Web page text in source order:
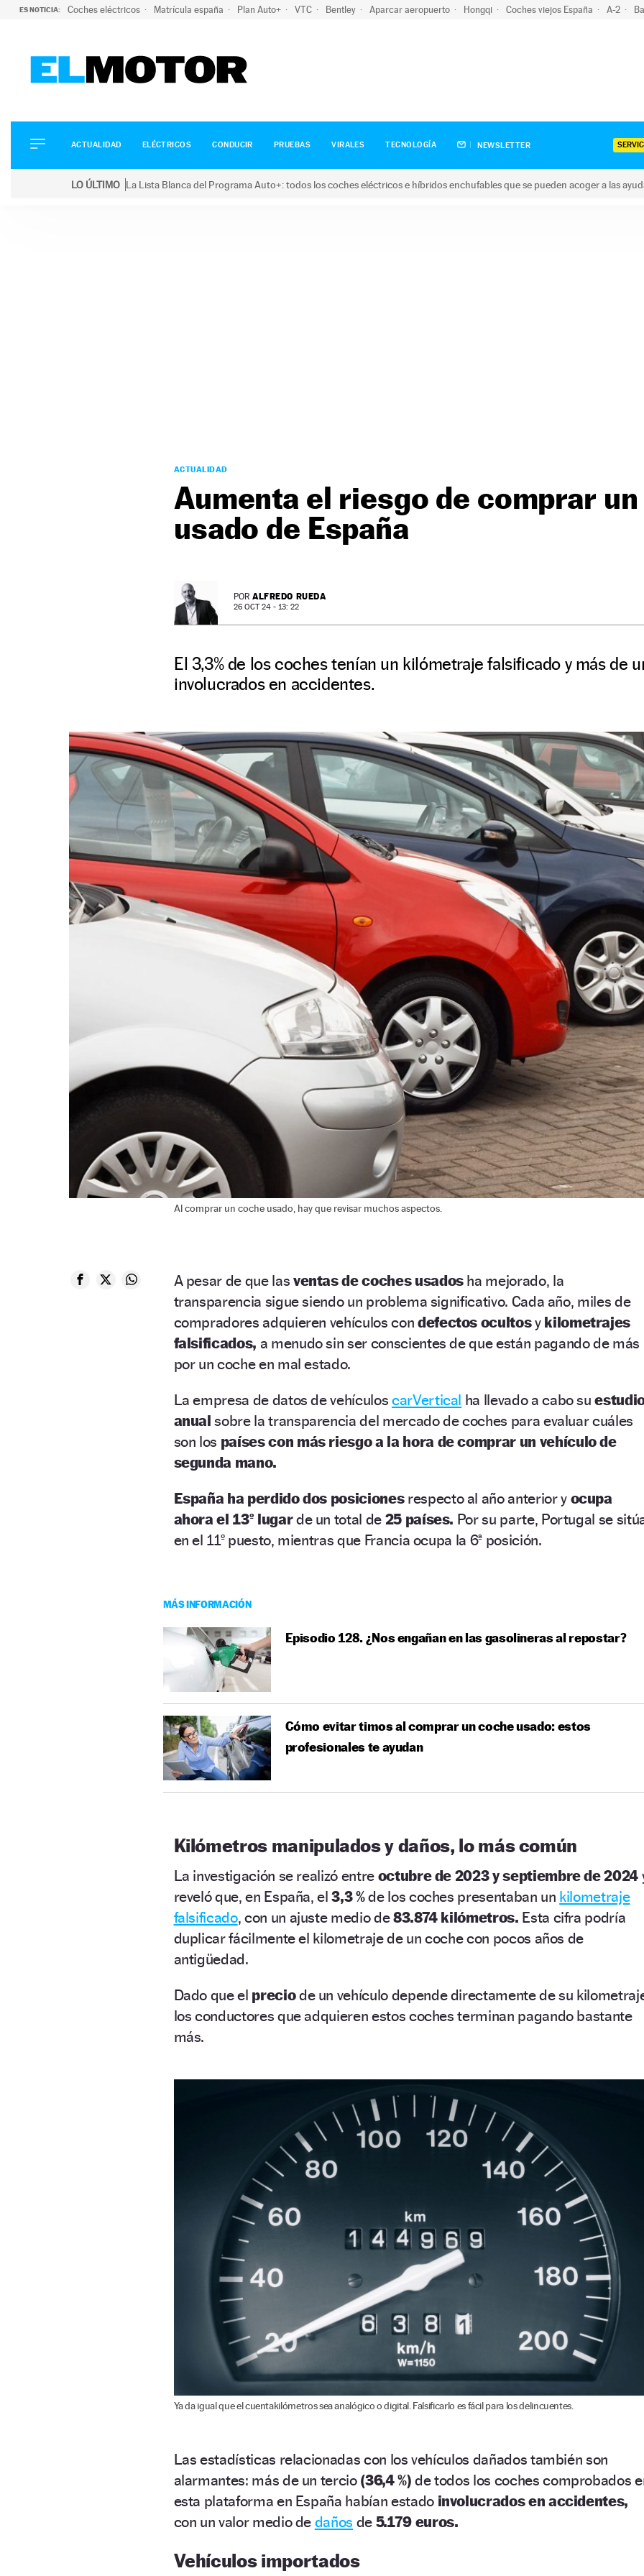
ES NOTICIA: Coches eléctricos Matrícula españa Plan Auto+ VTC Bentley Aparcar aeropuerto Hongqi Coches viejos España A-2
ELÉCTRICOS
CONDUCIR
ACTUALIDAD ELÉCTRICOS CONDUCIR PRUEBAS VIRALES TECNOLOGÍA NEWSLETTER
LO ÚLTIMO La Lista Blanca del Programa Auto+: todos los coches eléctricos e híbridos enchufables que se pueden acoger a las
ACTUALIDAD
Aumenta el riesgo de comprar
usado de España
POR ALFREDO RUEDA
26 OCT 24 - 13: 22
El 3,3% de los coches tenían un kilómetraje falsificado y más de
involucrados en accidentes.
Al comprar un coche usado, hay que revisar muchos aspectos.
A pesar de que las ventas de coches usadosha mejorado, la
transparencia sigue siendo un problema significativo. Cada año, miles de
compradores adquieren vehículos con defectos ocultosy kilometrajes
falsificados, a menudo sin ser conscientes de que están pagando de más
por un coche en mal estado.
La empresa de datos de vehículos carVertical ha llevado a cabo su
anual sobre la transparencia del mercado de coches para evaluar cuáles
son los países con más riesgo a la hora de comprar un vehículo de
segunda mano.
España ha perdido dos posicionesrespecto al año anterior y ocupa
ahora el 13º lugarde un total de 25 países. Por su parte, Portugal se
en el 11º puesto, mientras que Francia ocupa la 6ª posición.
MÁS INFORMACIÓN
Episodio 128. ¿Nos engañan en las gasolineras al repostar?
Cómo evitar timos al comprar un coche usado: estos
profesionales te ayudan
Kilómetros manipulados y daños, lo más común
La investigación se realizó entreoctubre de 2023 y septiembre de 2024
reveló que, en España, el3,3 %de los coches presentaban un kilometraje
falsificado, con un ajuste medio de83.874 kilómetros. Esta cifra podría
duplicar fácilmente el kilometraje de un coche con pocos años de
antigüedad.
Dado que el preciode un vehículo depende directamente de su
los conductores que adquieren estos coches terminan pagando bastante
más.
Ya da igual que el cuentakilómetros sea analógico o digital. Falsificarlo es fácil para los delincuentes.
Las estadísticas relacionadas con los vehículos dañados también son
alarmantes: más de un tercio(36,4 %) de todos los coches comprobados
esta plataforma en España habían estado involucrados en accidentes,
con un valor medio de daños de 5.179 euros.
Vehículos importados